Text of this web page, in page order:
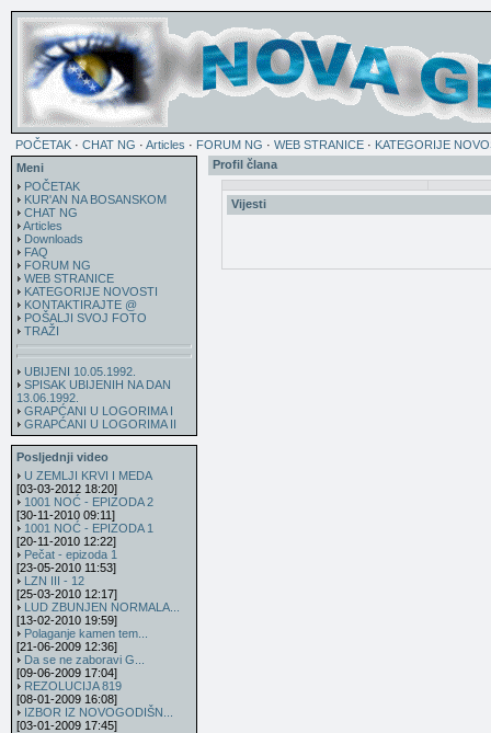
POČETAK · CHAT NG · Articles · FORUM NG · WEB STRANICE · KATEGORIJE
Meni
POČETAK
KUR'AN NA BOSANSKOM
CHAT NG
Articles
Downloads
FAQ
FORUM NG
WEB STRANICE
KATEGORIJE NOVOSTI
KONTAKTIRAJTE @
POŠALJI SVOJ FOTO
TRAŽI
UBIJENI 10.05.1992.
SPISAK UBIJENIH NA DAN
13.06.1992.
GRAPĆANI U LOGORIMA I
GRAPĆANI U LOGORIMA II
Posljednji video
U ZEMLJI KRVI I MEDA
[03-03-2012 18:20]
1001 NOĆ - EPIZODA 2
[30-11-2010 09:11]
1001 NOĆ - EPIZODA 1
[20-11-2010 12:22]
Pečat - epizoda 1
[23-05-2010 11:53]
LZN III - 12
[25-03-2010 12:17]
LUD ZBUNJEN NORMALA...
[13-02-2010 19:59]
Polaganje kamen tem...
[21-06-2009 12:36]
Da se ne zaboravi G...
[09-06-2009 17:04]
REZOLUCIJA 819
[08-01-2009 16:08]
IZBOR IZ NOVOGODIŠN...
[03-01-2009 17:45]
Profil člana
Vijesti